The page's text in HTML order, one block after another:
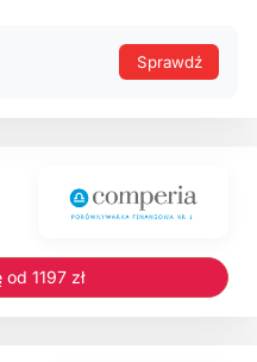
Sprawdź
1197 zł